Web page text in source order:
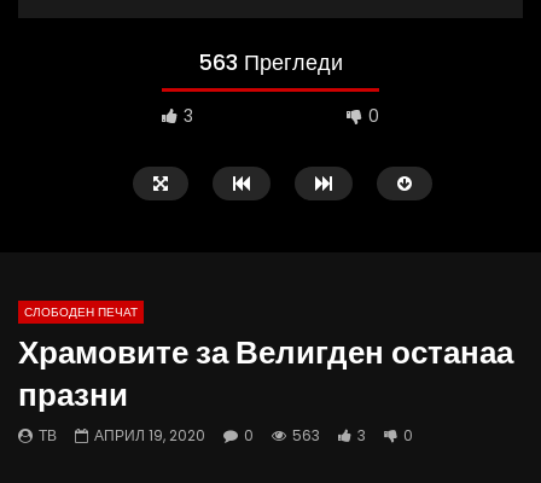
563 Прегледи
3 0
09:38
07.08.2026
06.08.2026
СЛОБОДЕН ПЕЧАТ
Храмовите за Велигден останаа
празни
ТВ АПРИЛ 19, 2020 0 563 3 0